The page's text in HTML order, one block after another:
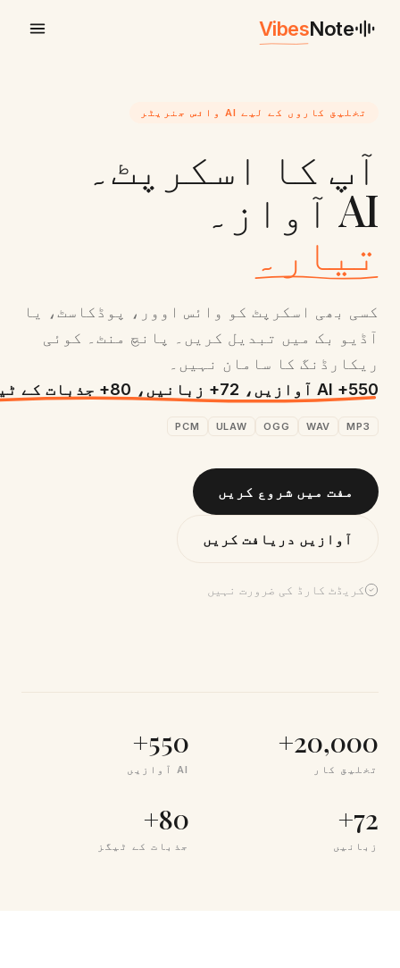
Note
Vibes
تخلیق کاروں کے لیے AI وائس جنریٹر
آپ کا اسکرپٹ۔
AI آواز۔
تیار۔
کسی بھی اسکرپٹ کو وائس اوور، پوڈکاسٹ، یا
آڈیو بک میں تبدیل کریں۔ پانچ منٹ۔ کوئی
ریکارڈنگ کا سامان نہیں۔
550+ AI آوازیں، 72+ زبانیں، 80+ جذبات کے ٹیگز۔
MP3
WAV
OGG
ULAW
PCM
مفت میں شروع کریں
آوازیں دریافت کریں
کریڈٹ کارڈ کی ضرورت نہیں
20,000+
تخلیق کار
550+
AI آوازیں
72+
زبانیں
80+
جذبات کے ٹیگز